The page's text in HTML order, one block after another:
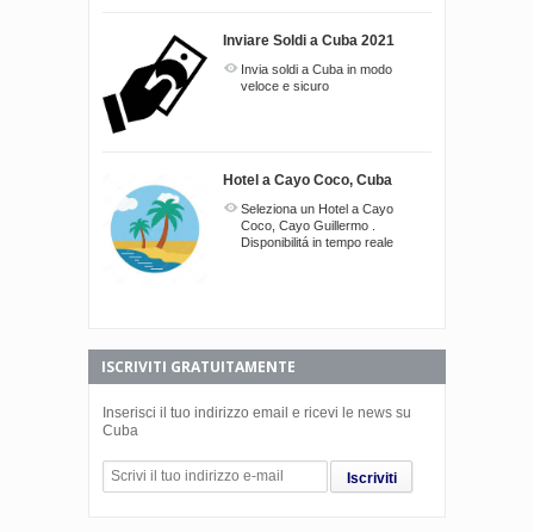
Inviare Soldi a Cuba 2021
Invia soldi a Cuba in modo
veloce e sicuro
Hotel a Cayo Coco, Cuba
Seleziona un Hotel a Cayo
Coco, Cayo Guillermo .
Disponibilitá in tempo reale
ISCRIVITI GRATUITAMENTE
Inserisci il tuo indirizzo email e ricevi le news su
Cuba
Iscriviti